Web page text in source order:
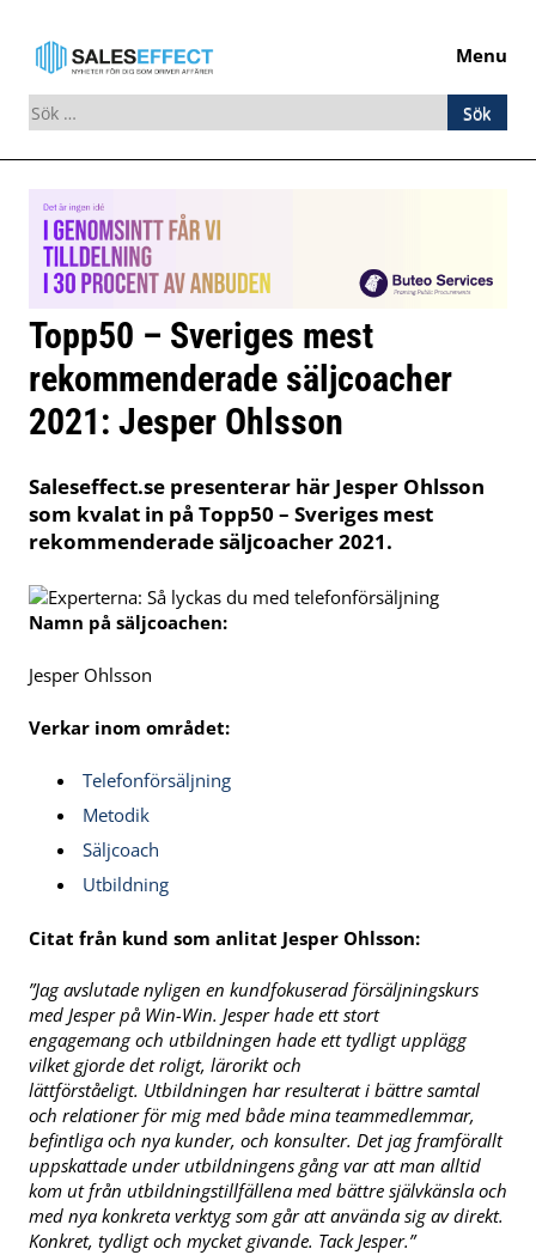
Menu
Sök
efter:
Skip
to
content
Topp50 – Sveriges mest
rekommenderade säljcoacher
2021: Jesper Ohlsson
Saleseffect.se presenterar här Jesper Ohlsson
som kvalat in på Topp50 – Sveriges mest
rekommenderade säljcoacher 2021.
Namn på säljcoachen:
Jesper Ohlsson
Verkar inom området:
Telefonförsäljning
Metodik
Säljcoach
Utbildning
Citat från kund som anlitat Jesper Ohlsson:
”Jag avslutade nyligen en kundfokuserad försäljningskurs
med Jesper på Win-Win. Jesper hade ett stort
engagemang och utbildningen hade ett tydligt upplägg
vilket gjorde det roligt, lärorikt och
lättförståeligt. Utbildningen har resulterat i bättre samtal
och relationer för mig med både mina teammedlemmar,
befintliga och nya kunder, och konsulter. Det jag framförallt
uppskattade under utbildningens gång var att man alltid
kom ut från utbildningstillfällena med bättre självkänsla och
med nya konkreta verktyg som går att använda sig av direkt.
Konkret, tydligt och mycket givande. Tack Jesper.”